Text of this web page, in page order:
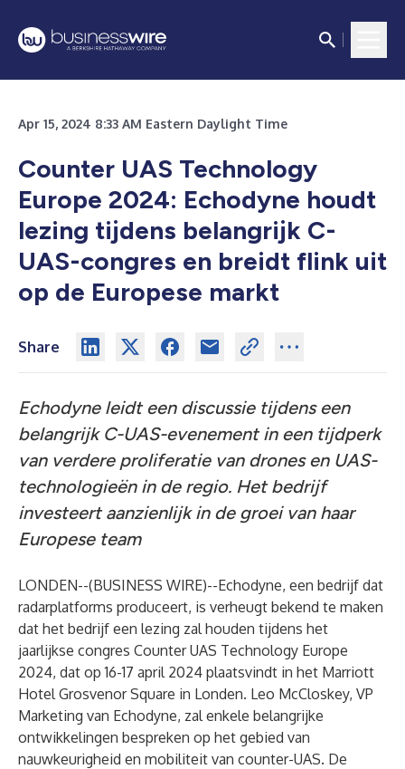
Apr 15, 2024 8:33 AM Eastern Daylight Time
Counter UAS Technology
Europe 2024: Echodyne houdt
lezing tijdens belangrijk C-
UAS-congres en breidt flink uit
op de Europese markt
Share
Echodyne leidt een discussie tijdens een
belangrijk C-UAS-evenement in een tijdperk
van verdere proliferatie van drones en UAS-
technologieën in de regio. Het bedrijf
investeert aanzienlijk in de groei van haar
Europese team
LONDEN--(BUSINESS WIRE)--Echodyne, een bedrijf dat
radarplatforms produceert, is verheugt bekend te maken
dat het bedrijf een lezing zal houden tijdens het
jaarlijkse congres Counter UAS Technology Europe
2024, dat op 16-17 april 2024 plaatsvindt in het Marriott
Hotel Grosvenor Square in Londen. Leo McCloskey, VP
Marketing van Echodyne, zal enkele belangrijke
ontwikkelingen bespreken op het gebied van
nauwkeurigheid en mobiliteit van counter-UAS. De